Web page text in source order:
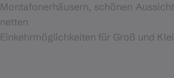
Montafonerhäusern, schönen
netten
Einkehrmöglichkeiten für Groß und